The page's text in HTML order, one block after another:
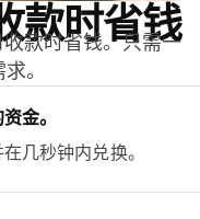
款时省钱
款时省钱。只需一
。
金。
几秒钟内兑换。